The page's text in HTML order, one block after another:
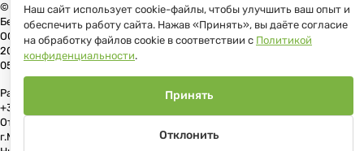
© 2026 Данко Бай: качественная мебель с оперативной доставкой по
Беларуси
ООО «Гранд Парк», юр.адрес: 220005, Минск, ул. Платонова, 22, пом.
204 В торговом реестре с 17 июля 2013 г. Регистрация №191081534,
05.11.2008, Мингорисполком.
Рассмотрение обращений потребителей, телефон +375 (17) 361-10-80,
+375 (29) 191-10-80, +375 (29) 544-10-00, e-mail: info@danko.by
Отдел торговли и услуг Администрации Первомайского района
г.Минска: тел. +375(17)215-14-65, Начальник отдела: Жакович Юлия
Наш сайт использует cookie-файлы, чтобы улучшить ваш опыт и
обеспечить работу сайта. Нажав «Принять», вы даёте согласие
на обработку файлов cookie в соответствии с Политикой
конфиденциальности.
Отклонить
Принять